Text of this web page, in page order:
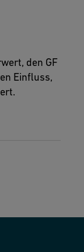
den GF
Einfluss,